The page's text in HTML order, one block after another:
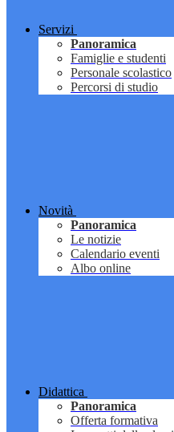
Servizi
Panoramica
Famiglie e studenti
Personale scolastico
Percorsi di studio
Novità
Panoramica
Le notizie
Calendario eventi
Albo online
Didattica
Panoramica
Offerta formativa